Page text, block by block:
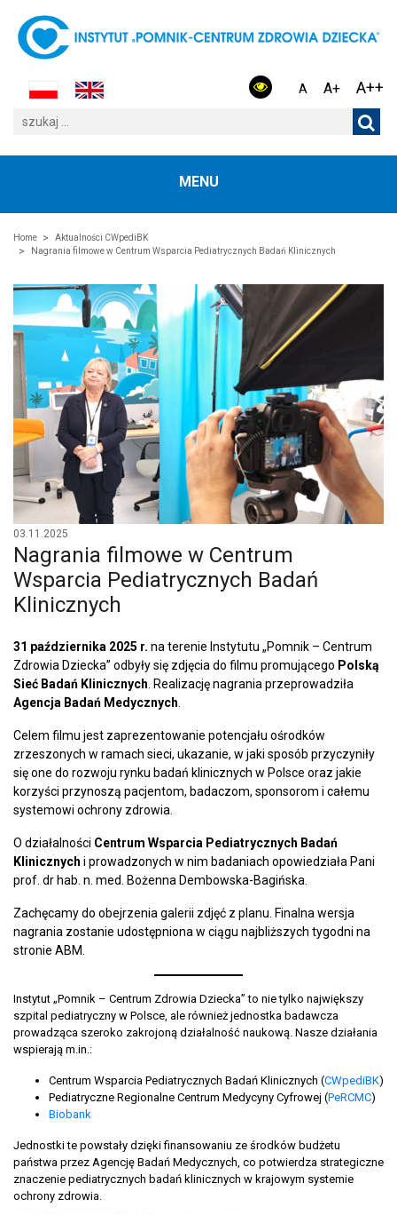
A A+ A++
MENU
Home
Aktualności CWpediBK
Nagrania filmowe w Centrum Wsparcia Pediatrycznych Badań Klinicznych
03.11.2025
Nagrania filmowe w Centrum
Wsparcia Pediatrycznych Badań
Klinicznych
31 października 2025 r. na terenie Instytutu „Pomnik – Centrum
Zdrowia Dziecka” odbyły się zdjęcia do filmu promującego Polską
Sieć Badań Klinicznych. Realizację nagrania przeprowadziła
Agencja Badań Medycznych.
Celem filmu jest zaprezentowanie potencjału ośrodków
zrzeszonych w ramach sieci, ukazanie, w jaki sposób przyczyniły
się one do rozwoju rynku badań klinicznych w Polsce oraz jakie
korzyści przynoszą pacjentom, badaczom, sponsorom i całemu
systemowi ochrony zdrowia.
O działalności Centrum Wsparcia Pediatrycznych Badań
Klinicznych i prowadzonych w nim badaniach opowiedziała Pani
prof. dr hab. n. med. Bożenna Dembowska-Bagińska.
Zachęcamy do obejrzenia galerii zdjęć z planu. Finalna wersja
nagrania zostanie udostępniona w ciągu najbliższych tygodni na
stronie ABM.
Instytut „Pomnik – Centrum Zdrowia Dziecka” to nie tylko największy
szpital pediatryczny w Polsce, ale również jednostka badawcza
prowadząca szeroko zakrojoną działalność naukową. Nasze działania
wspierają m.in.:
Centrum Wsparcia Pediatrycznych Badań Klinicznych (CWpediBK)
Pediatryczne Regionalne Centrum Medycyny Cyfrowej (PeRCMC)
Biobank
Jednostki te powstały dzięki finansowaniu ze środków budżetu
państwa przez Agencję Badań Medycznych, co potwierdza strategiczne
znaczenie pediatrycznych badań klinicznych w krajowym systemie
ochrony zdrowia.